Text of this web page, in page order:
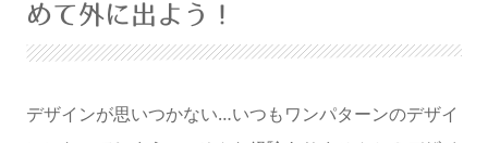
めて外に出よう！
デザインが思いつかない…いつもワンパターンのデザイ